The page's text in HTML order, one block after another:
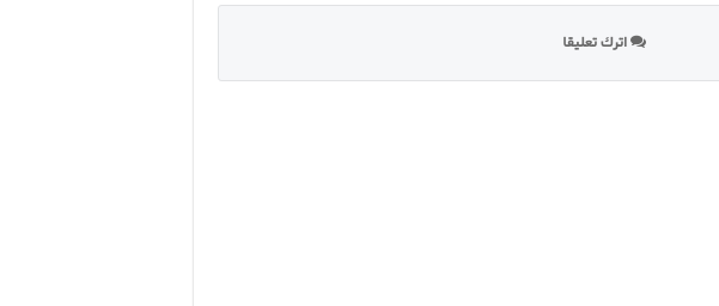
اترك تعليقا